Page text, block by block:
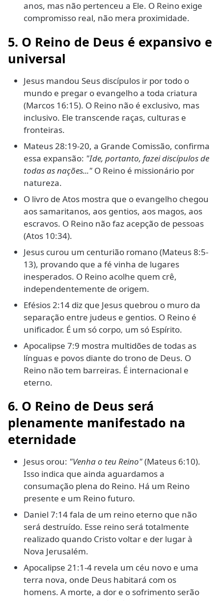
anos, mas não pertenceu a Ele. O Reino exige
compromisso real, não mera proximidade.
5. O Reino de Deus é expansivo e
universal
Jesus mandou Seus discípulos ir por todo o
mundo e pregar o evangelho a toda criatura
(Marcos 16:15). O Reino não é exclusivo, mas
inclusivo. Ele transcende raças, culturas e
fronteiras.
Mateus 28:19-20, a Grande Comissão, confirma
essa expansão: "Ide, portanto, fazei discípulos de
todas as nações..." O Reino é missionário por
natureza.
O livro de Atos mostra que o evangelho chegou
aos samaritanos, aos gentios, aos magos, aos
escravos. O Reino não faz acepção de pessoas
(Atos 10:34).
Jesus curou um centurião romano (Mateus 8:5-
13), provando que a fé vinha de lugares
inesperados. O Reino acolhe quem crê,
independentemente de origem.
Efésios 2:14 diz que Jesus quebrou o muro da
separação entre judeus e gentios. O Reino é
unificador. É um só corpo, um só Espírito.
Apocalipse 7:9 mostra multidões de todas as
línguas e povos diante do trono de Deus. O
Reino não tem barreiras. É internacional e
eterno.
6. O Reino de Deus será
plenamente manifestado na
eternidade
Jesus orou: "Venha o teu Reino"(Mateus 6:10).
Isso indica que ainda aguardamos a
consumação plena do Reino. Há um Reino
presente e um Reino futuro.
Daniel 7:14 fala de um reino eterno que não
será destruído. Esse reino será totalmente
realizado quando Cristo voltar e der lugar à
Nova Jerusalém.
Apocalipse 21:1-4 revela um céu novo e uma
terra nova, onde Deus habitará com os
homens. A morte, a dor e o sofrimento serão